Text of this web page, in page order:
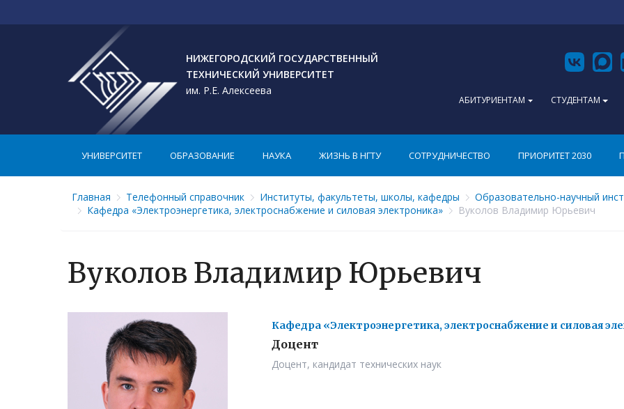
НИЖЕГОРОДСКИЙ ГОСУДАРСТВЕННЫЙ
ТЕХНИЧЕСКИЙ УНИВЕРСИТЕТ
им. Р.Е. Алексеева
АБИТУРИЕНТАМ СТУДЕНТАМ
УНИВЕРСИТЕТ ОБРАЗОВАНИЕ НАУКА ЖИЗНЬ В НГТУ СОТРУДНИЧЕСТВО ПРИОРИТЕТ 2030
Главная Телефонный справочник Институты, факультеты, школы, кафедры
Образовательно-научный
Кафедра «Электроэнергетика, электроснабжение и силовая электроника»
Вуколов Владимир Юрьевич
Вуколов Владимир Юрьевич
Кафедра «Электроэнергетика, электроснабжение и силовая
Доцент
Доцент, кандидат технических наук